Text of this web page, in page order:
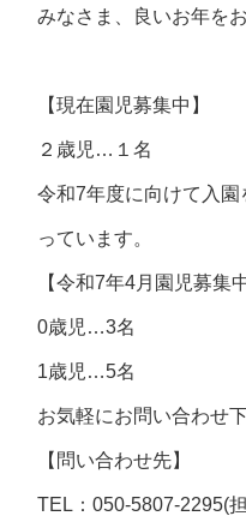
みなさま、良いお年を
【現在園児募集中】
２歳児…１名
令和7年度に向けて入
っています。
【令和7年4月園児募集
0歳児…3名
1歳児…5名
お気軽にお問い合わせ下
【問い合わせ先】
TEL：050-5807-2295(